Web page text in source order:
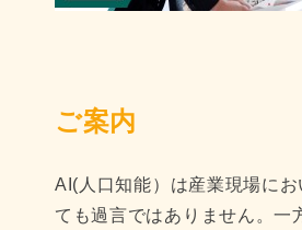
ご案内
AI(人口知能）は産業現場に
ても過言ではありません。一